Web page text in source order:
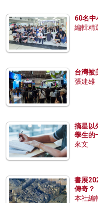
60名中
編輯精
台灣被
張建雄
摘星以
學生的
來文
書展
傳奇？
本社編